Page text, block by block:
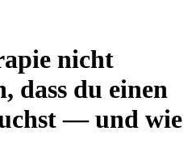
nicht
dass du einen
— und wie